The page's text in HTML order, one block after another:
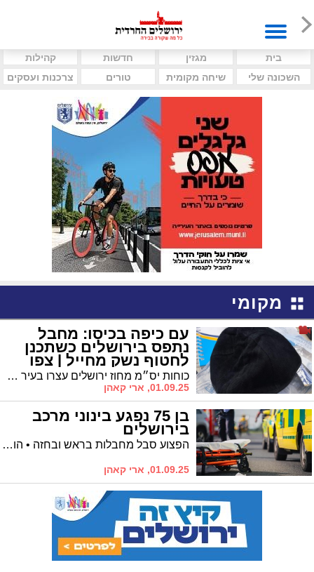
בית מגזין חדשות
קהילות
השכונה שלי
שיחה מקומית טורים צרכנות ועסקים
מקומי
עם כיפה בכיסו: מחבל
נתפס בירושלים כשתכנן
לחטוף נשק מחייל | צפו
במעצר הדרמטי כוחות יס״מ מחוז ירושלים עצרו בעיר פלסטיני בלתי חוקי מאזור שכם, שנשא עמו כיפה שחורה והודה כי התכוון לבצע פיגוע • בחקירתו טען כי תכנן לחטוף נשק מחייל ולפגוע באזרחים
01.09.25, ארי קאהן
בן 75 נפגע בינוני מרכב
בירושלים
הפצוע סבל מחבלות בראש ובחזה • הובהל לחדר הטראומה בבית החולים שערי צדק
01.09.25, ארי קאהן